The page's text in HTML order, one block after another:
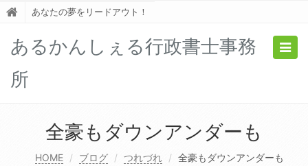
あなたの夢をリードアウト！
あるかんしぇる行政書士事務
所
全豪もダウンアンダーも
HOME ブログ つれづれ 全豪もダウンアンダーも